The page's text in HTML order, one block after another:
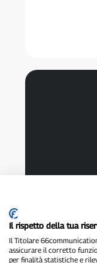
Il rispetto della tua
Il Titolare
assicurare il corretto
per finalità statistiche e